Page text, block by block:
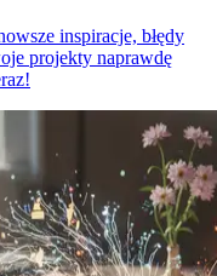
inspiracje, błędy
projekty naprawdę